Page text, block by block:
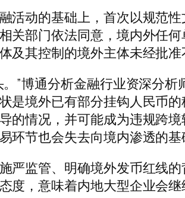
动的基础上，首次以规范性
关部门依法同意，境内外任
及其控制的境外主体未经批
博通分析金融行业资深分析
是境外已有部分挂钩人民币
的情况，并可能成为违规跨
环节也会失去向境内渗透的
监管、明确境外发币红线的
度，意味着内地大型企业会